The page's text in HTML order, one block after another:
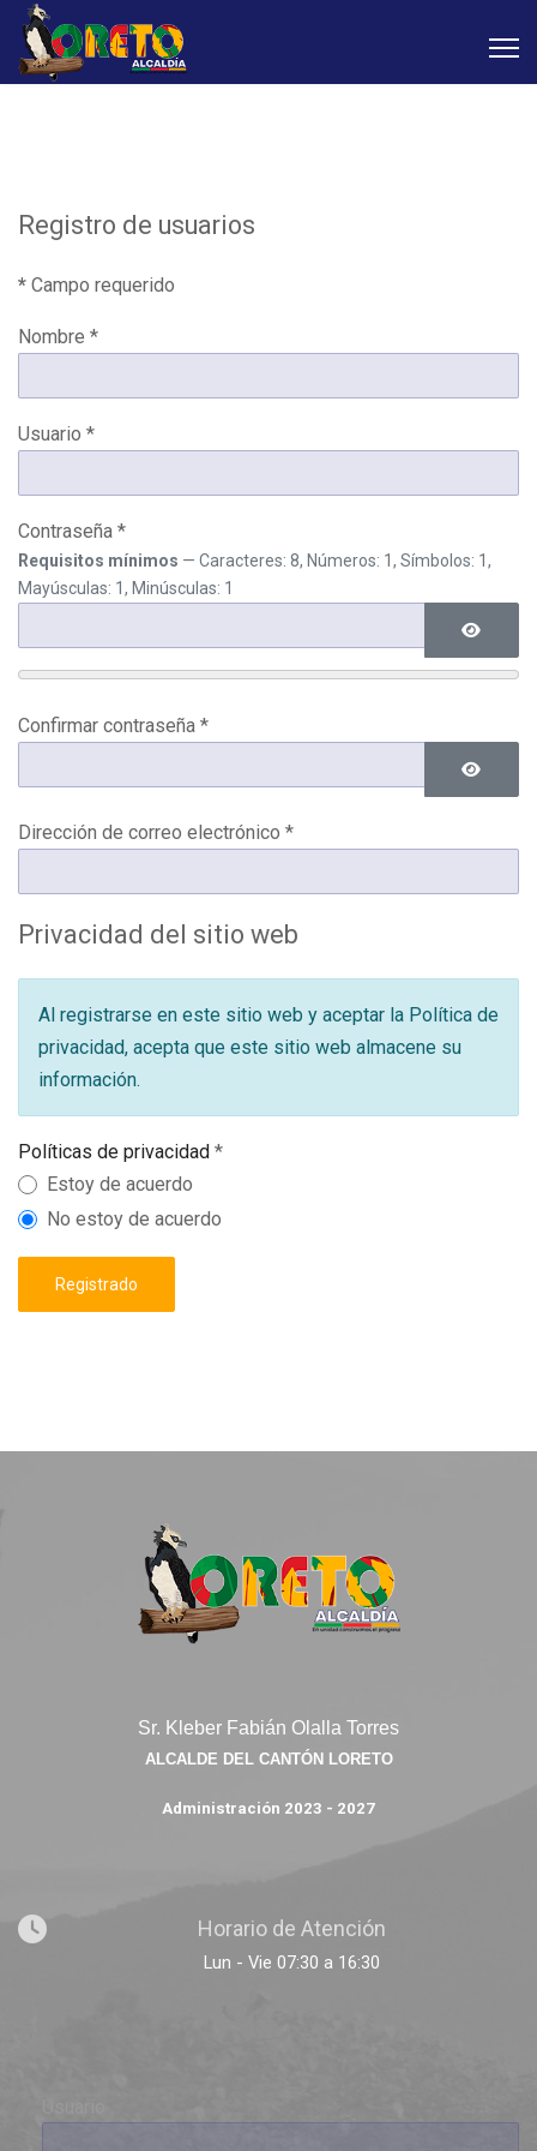
Registro de usuarios
* Campo requerido
Nombre *
Usuario *
Contraseña *
Requisitos mínimos — Caracteres: 8, Números: 1, Símbolos: 1,
Mayúsculas: 1, Minúsculas: 1
Mostrar
Confirmar contraseña *
Mostrar
Dirección de correo electrónico *
Privacidad del sitio web
Al registrarse en este sitio web y aceptar la Política de
privacidad, acepta que este sitio web almacene su
información.
Políticas de privacidad *
Políticas de privacidad
Estoy de acuerdo
No estoy de acuerdo
Registrado
Sr. Kleber Fabián Olalla Torres
ALCALDE DEL CANTÓN LORETO
Administración 2023 - 2027
Horario de Atención
Lun - Vie 07:30 a 16:30